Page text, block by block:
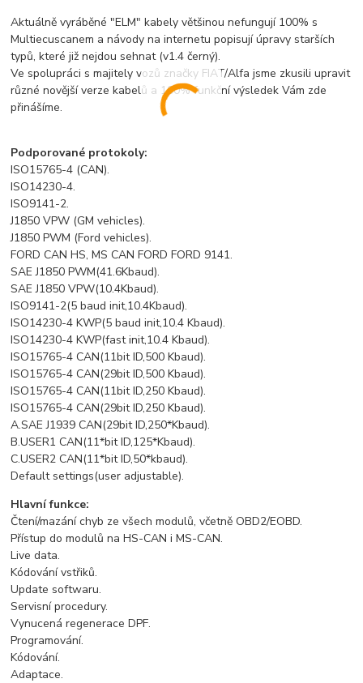
Aktuálně vyráběné "ELM" kabely většinou nefungují 100% s
Multiecuscanem a návody na internetu popisují úpravy starších
typů, které již nejdou sehnat (v1.4 černý).
Ve spolupráci s majitely vozů značky FIAT/Alfa jsme zkusili upravit
různé novější verze kabelů a 100% funkční výsledek Vám zde
přinášíme.
Podporované protokoly:
ISO15765-4 (CAN).
ISO14230-4.
ISO9141-2.
J1850 VPW (GM vehicles).
J1850 PWM (Ford vehicles).
FORD CAN HS, MS CAN FORD FORD 9141.
SAE J1850 PWM(41.6Kbaud).
SAE J1850 VPW(10.4Kbaud).
ISO9141-2(5 baud init,10.4Kbaud).
ISO14230-4 KWP(5 baud init,10.4 Kbaud).
ISO14230-4 KWP(fast init,10.4 Kbaud).
ISO15765-4 CAN(11bit ID,500 Kbaud).
ISO15765-4 CAN(29bit ID,500 Kbaud).
ISO15765-4 CAN(11bit ID,250 Kbaud).
ISO15765-4 CAN(29bit ID,250 Kbaud).
A.SAE J1939 CAN(29bit ID,250*Kbaud).
B.USER1 CAN(11*bit ID,125*Kbaud).
C.USER2 CAN(11*bit ID,50*kbaud).
Default settings(user adjustable).
Hlavní funkce:
Čtení/mazání chyb ze všech modulů, včetně OBD2/EOBD.
Přístup do modulů na HS-CAN i MS-CAN.
Live data.
Kódování vstřiků.
Update softwaru.
Servisní procedury.
Vynucená regenerace DPF.
Programování.
Kódování.
Adaptace.